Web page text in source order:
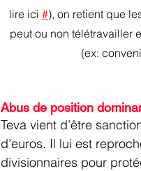
lire ici #), on retient que
peut ou non télétravailler
(ex:
Abus de position
Teva vient d’être
d’euros. Il lui est
divisionnaires pour